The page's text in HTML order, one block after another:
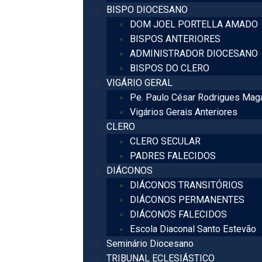
BISPO DIOCESANO
DOM JOEL PORTELLA AMADO
BISPOS ANTERIORES
ADMINISTRADOR DIOCESANO
BISPOS DO CLERO
VIGÁRIO GERAL
Pe. Paulo César Rodrigues
Vigários Gerais Anteriores
CLERO
CLERO SECULAR
PADRES FALECIDOS
DIÁCONOS
DIÁCONOS TRANSITÓRIOS
DIÁCONOS PERMANENTES
DIÁCONOS FALECIDOS
Escola Diaconal Santo Estevão
Seminário Diocesano
TRIBUNAL ECLESIÁSTICO